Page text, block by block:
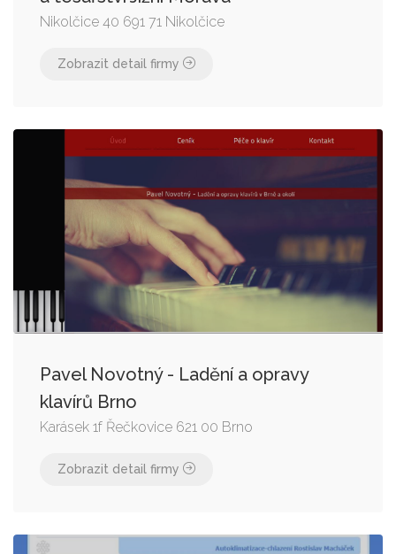
Nikolčice 40 691 71 Nikolčice
Zobrazit detail firmy
Pavel Novotný - Ladění a opravy
klavírů Brno
Karásek 1f Řečkovice 621 00 Brno
Zobrazit detail firmy